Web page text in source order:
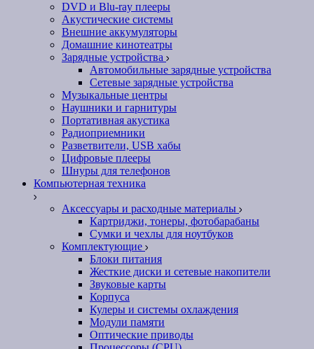
DVD и Blu-ray плееры
Акустические системы
Внешние аккумуляторы
Домашние кинотеатры
Зарядные устройства
Автомобильные зарядные устройства
Сетевые зарядные устройства
Музыкальные центры
Наушники и гарнитуры
Портативная акустика
Радиоприемники
Разветвители, USB хабы
Цифровые плееры
Шнуры для телефонов
Компьютерная техника
Аксессуары и расходные материалы
Картриджи, тонеры, фотобарабаны
Сумки и чехлы для ноутбуков
Комплектующие
Блоки питания
Жесткие диски и сетевые накопители
Звуковые карты
Корпуса
Кулеры и системы охлаждения
Модули памяти
Оптические приводы